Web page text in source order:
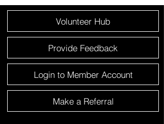
website
includes
Volunteer Hub
Provide Feedback
Login to Member Account
Make a Referral